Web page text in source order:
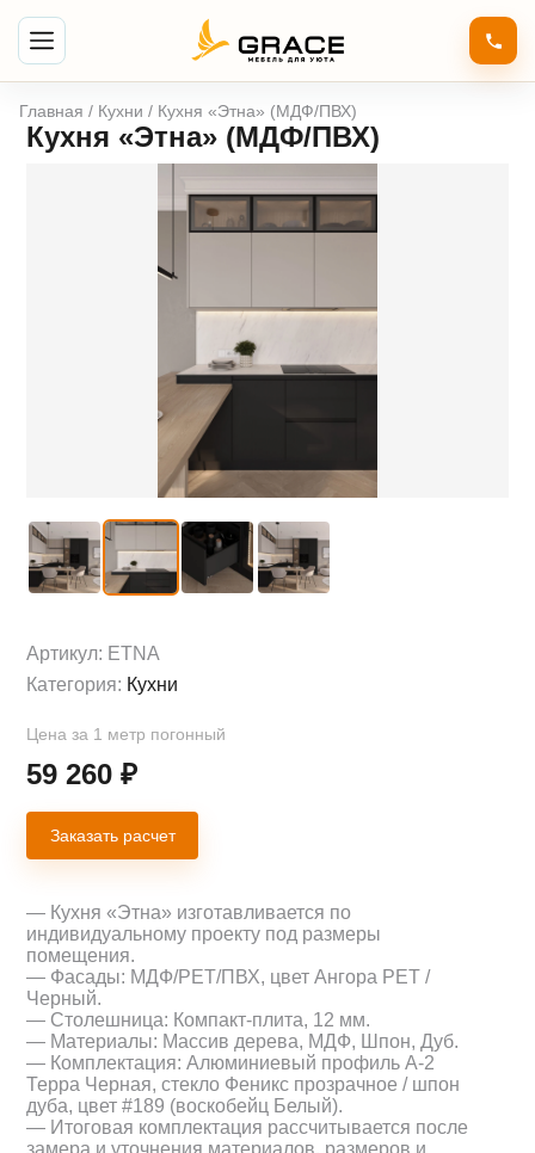
Главная / Кухни / Кухня «Этна» (МДФ/ПВХ)
Кухня «Этна» (МДФ/ПВХ)
Артикул: ETNA
Категория: Кухни
Цена за 1 метр погонный
59 260₽
Заказать расчет
— Кухня «Этна» изготавливается по
индивидуальному проекту под размеры
помещения.
— Фасады: МДФ/PET/ПВХ, цвет Ангора PET /
Черный.
— Столешница: Компакт-плита, 12 мм.
— Материалы: Массив дерева, МДФ, Шпон, Дуб.
— Комплектация: Алюминиевый профиль А-2
Терра Черная, стекло Феникс прозрачное / шпон
дуба, цвет #189 (воскобейц Белый).
— Итоговая комплектация рассчитывается после
замера и уточнения материалов, размеров и